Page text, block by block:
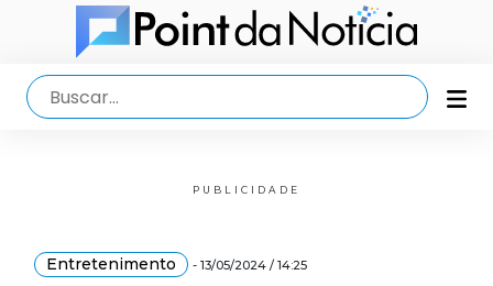
PUBLICIDADE
Entretenimento - 13/05/2024 / 14:25